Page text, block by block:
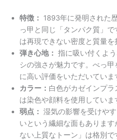
特徴：
1893年に発明された
っ甲と同じ「タンパク質」
は再現できない密度と質量を
弾き心地： 指に吸い付くよ
シの強さが魅力です。べっ
に高い評価をいただいていま
カラー： 白色がカゼインプ
は染色や顔料を使用していま
弱点： 湿気の影響を受けや
いという繊細な面もありま
ない上質なトーン」は格別で